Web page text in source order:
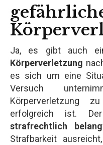
Ja, es gibt auch
Körperverletzung
es sich um eine
Versuch
Körperverletzung
erfolgreich ist.
strafrechtlich
Strafbarkeit